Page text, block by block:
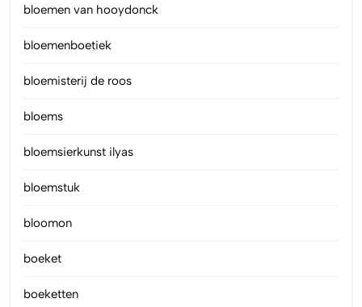
bloemen van hooydonck
bloemenboetiek
bloemisterij de roos
bloems
bloemsierkunst ilyas
bloemstuk
bloomon
boeket
boeketten